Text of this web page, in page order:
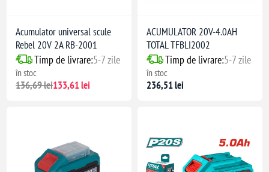
Acumulator universal scule
Rebel 20V 2A RB-2001
Timp de livrare:5-7 zile
în stoc
136,69 lei133,61 lei
ACUMULATOR 20V-4.0AH
TOTAL TFBLI2002
Timp de livrare:5-7 zile
în stoc
236,51 lei